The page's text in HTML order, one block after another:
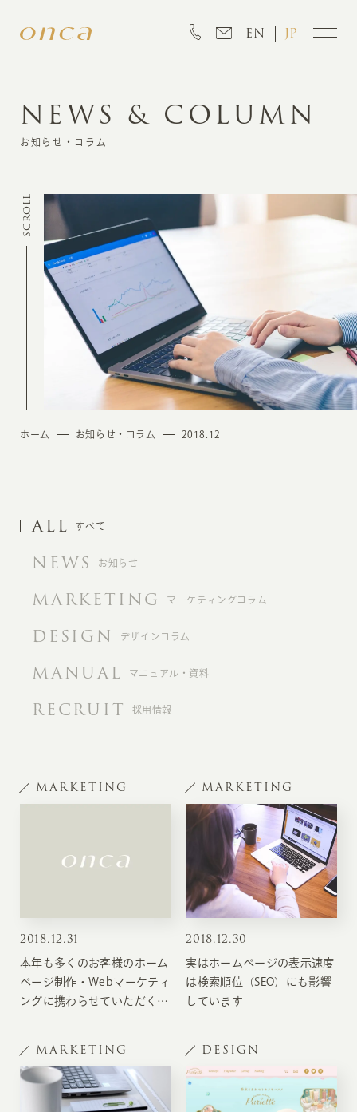
EN JP
INFORMATION
CREATION
MARKETING
NEWS & COLUMN
お知らせ・コラム
SCROLL
ホーム お知らせ・コラム 2018.12
ALL すべて
NEWS お知らせ
MARKETING マーケティングコラム
DESIGN デザインコラム
MANUAL マニュアル・資料
RECRUIT 採用情報
MARKETING
2018.12.31
本年も多くのお客様のホーム
ページ制作・Webマーケティ
ングに携わらせていただくこ
MARKETING
2018.12.30
実はホームページの表示速度
は検索順位（SEO）にも影響
しています
MARKETING DESIGN